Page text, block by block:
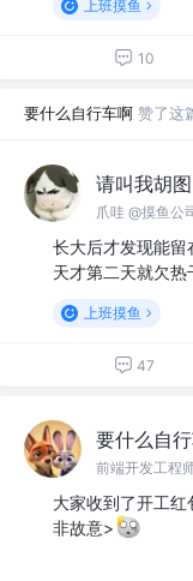
上班摸鱼
10
要什么自行车啊 赞了这
请叫我胡
爪哇 @摸鱼公
长大后才发现能留
天才第二天就欠热
上班摸鱼
47
要什么自
前端开发工程
大家收到了开工
非故意>